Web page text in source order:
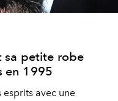
sa petite robe
en 1995
esprits avec une